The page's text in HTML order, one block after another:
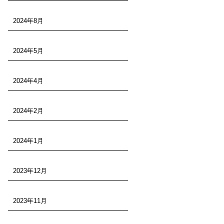
2024年8月
2024年5月
2024年4月
2024年2月
2024年1月
2023年12月
2023年11月